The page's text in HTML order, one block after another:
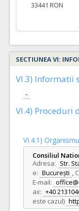
33441 RON
SECTIUNEA VI:
VI.3) Informatii
-
VI.4) Proceduri
VI.4.1)
Consiliul
Adresa: Str.
e: București ,
E-mail:
ax: +40
este cazul)